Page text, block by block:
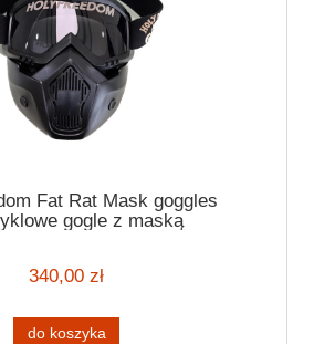
Fat Rat Mask goggles
gogle z maską
340,00 zł
do koszyka